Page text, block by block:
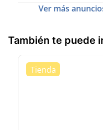
Ver más
También te puede